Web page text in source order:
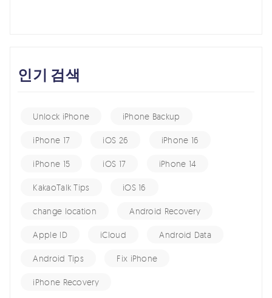
인기 검색
Unlock iPhone iPhone Backup
iPhone 17 iOS 26 iPhone 16
iPhone 15 iOS 17 iPhone 14
KakaoTalk Tips iOS 16
change location Android Recovery
Apple ID iCloud Android Data
Android Tips Fix iPhone
iPhone Recovery